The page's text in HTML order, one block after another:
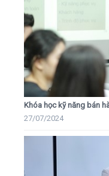
Khóa học kỹ năng bán
27/07/2024